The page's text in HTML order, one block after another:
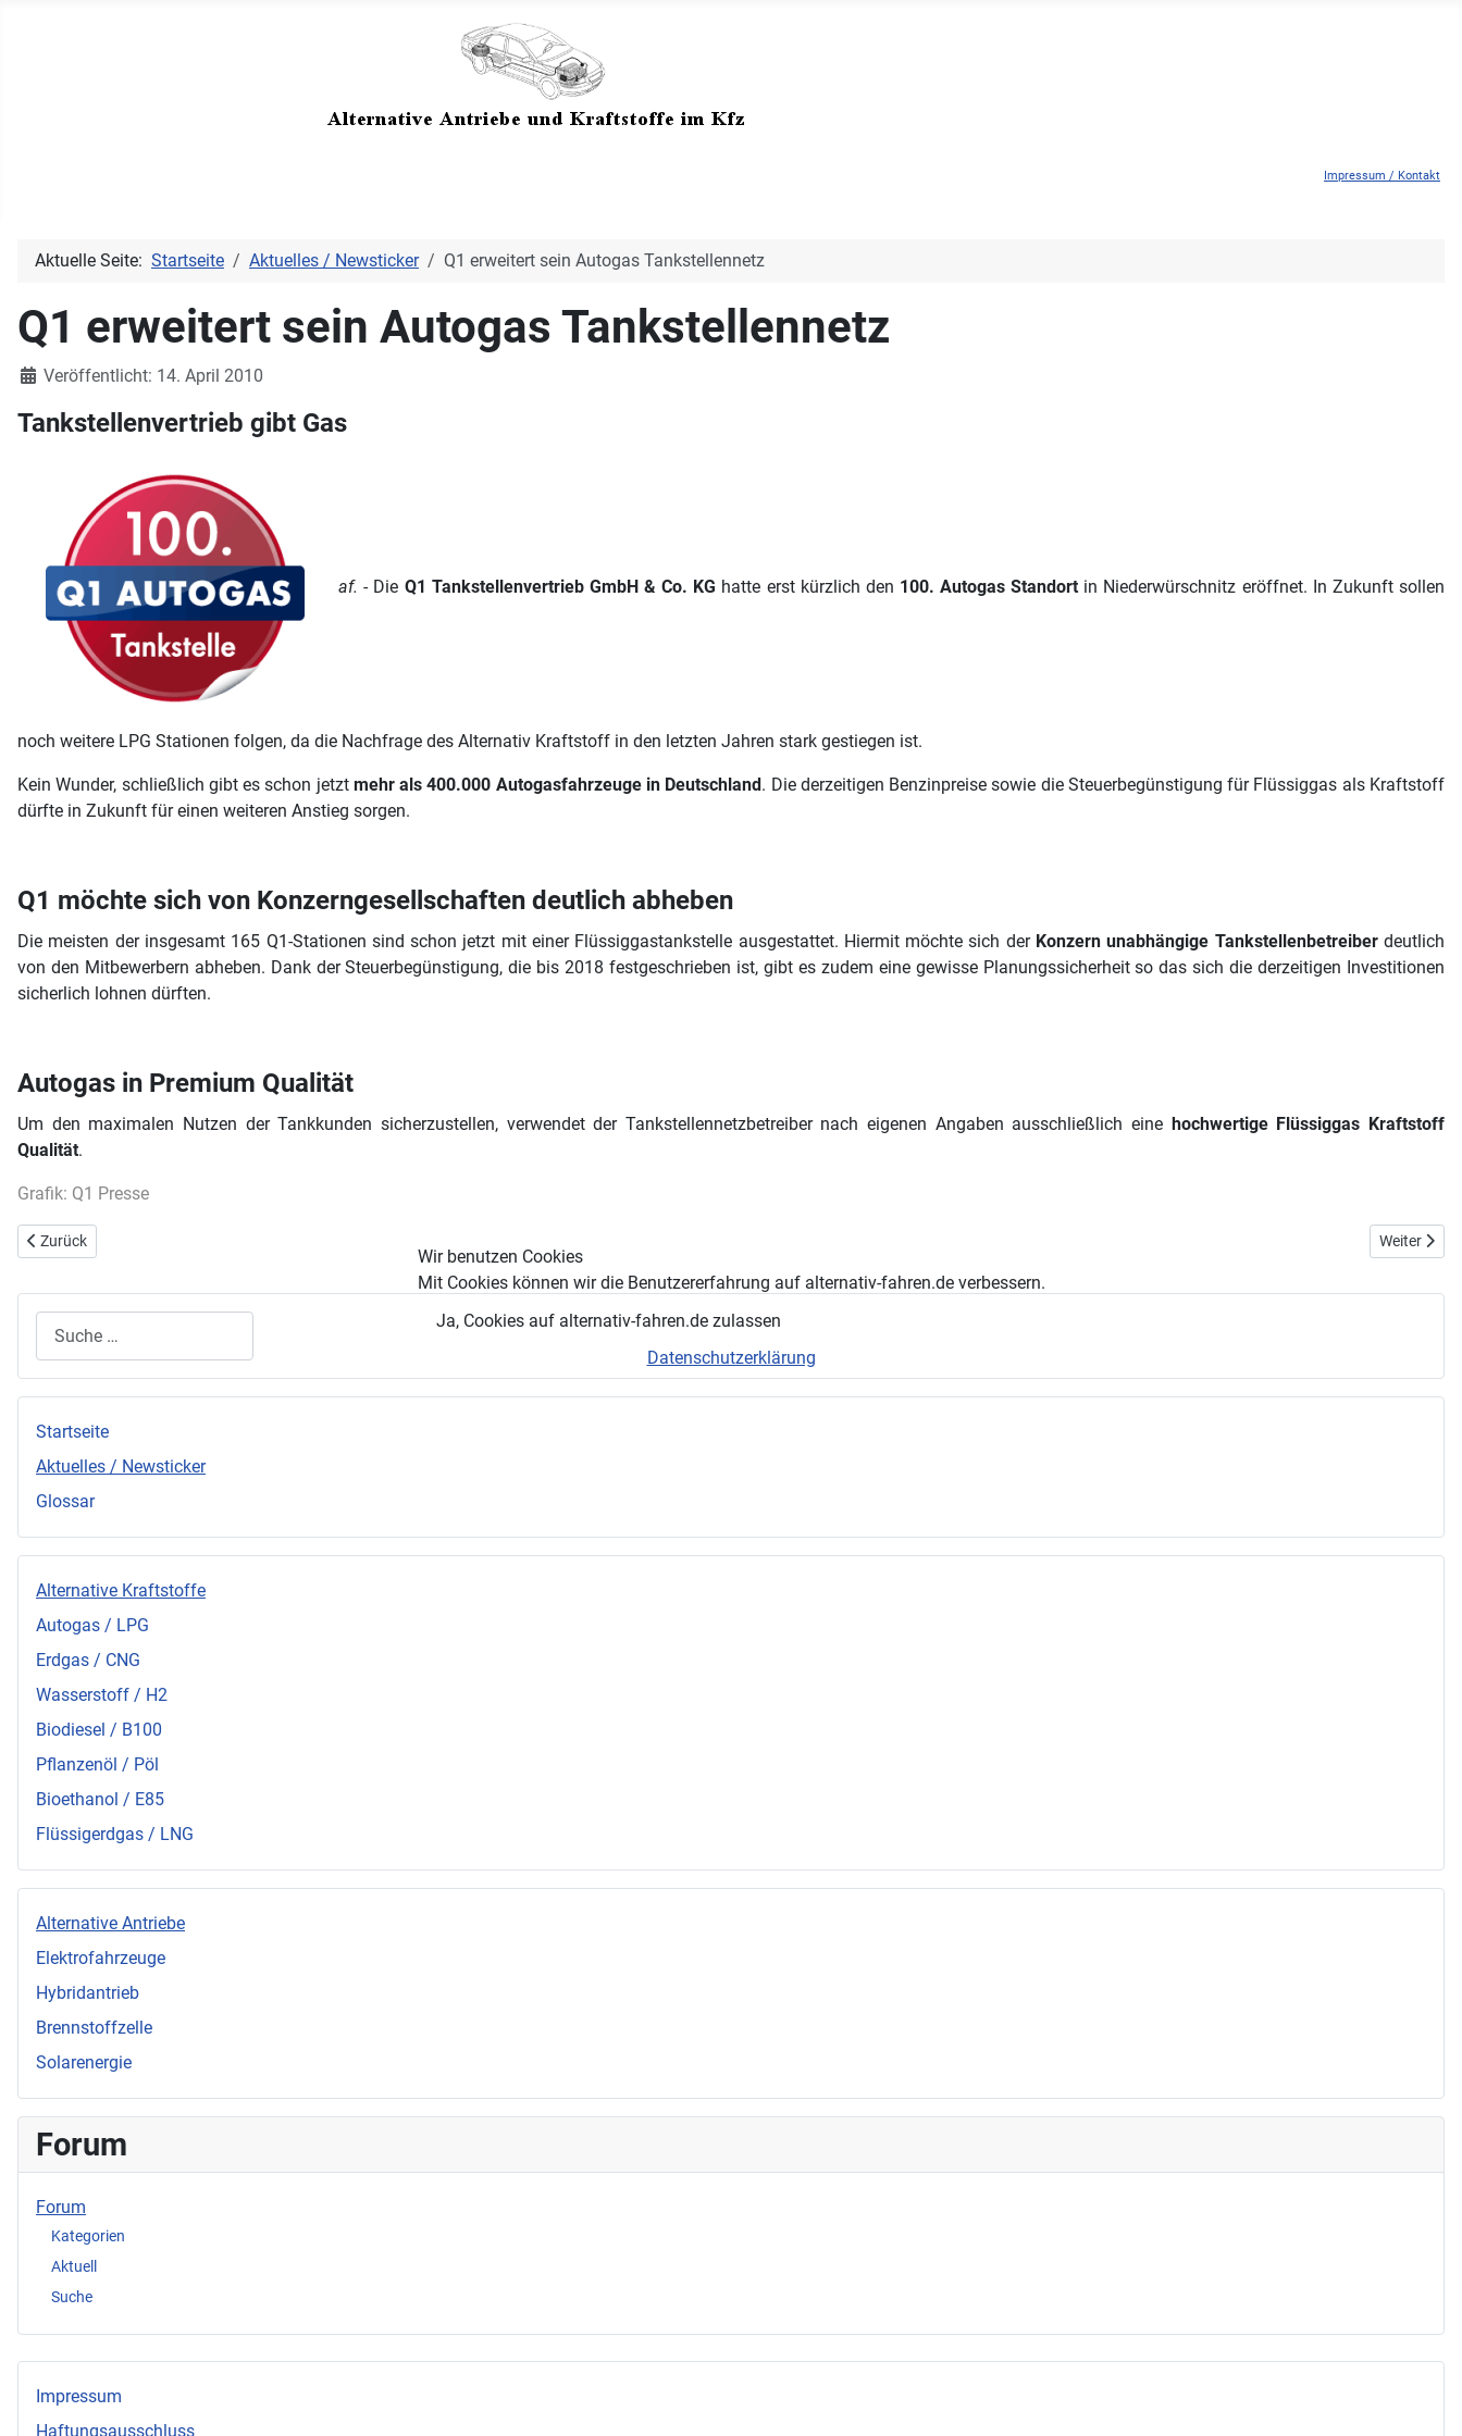
Impressum / Kontakt
Aktuelle Seite: Startseite Aktuelles / Newsticker Q1 erweitert sein Autogas Tankstellennetz
Q1 erweitert sein Autogas Tankstellennetz
DetailsVeröffentlicht: 14. April 2010
Tankstellenvertrieb gibt Gas
af. - Die Q1 Tankstellenvertrieb GmbH & Co. KG hatte erst kürzlich den 100. Autogas Standort in Niederwürschnitz eröffnet. In Zukunft sollen
noch weitere LPG Stationen folgen, da die Nachfrage des Alternativ Kraftstoff in den letzten Jahren stark gestiegen ist.
Kein Wunder, schließlich gibt es schon jetzt mehr als 400.000 Autogasfahrzeuge in Deutschland. Die derzeitigen Benzinpreise sowie die Steuerbegünstigung für Flüssiggas als Kraftstoff
dürfte in Zukunft für einen weiteren Anstieg sorgen.
Q1 möchte sich von Konzerngesellschaften deutlich abheben
Die meisten der insgesamt 165 Q1-Stationen sind schon jetzt mit einer Flüssiggastankstelle ausgestattet. Hiermit möchte sich der Konzern unabhängige Tankstellenbetreiberdeutlich
von den Mitbewerbern abheben. Dank der Steuerbegünstigung, die bis 2018 festgeschrieben ist, gibt es zudem eine gewisse Planungssicherheit so das sich die derzeitigen Investitionen
sicherlich lohnen dürften.
Autogas in Premium Qualität
Um den maximalen Nutzen der Tankkunden sicherzustellen, verwendet der Tankstellennetzbetreiber nach eigenen Angaben ausschließlich eine hochwertige Flüssiggas Kraftstoff
Qualität.
Grafik: Q1 Presse
Vorheriger Beitrag: e-miglia 2010: Die Rallye nur für elektrisch angetriebene Fahrzeuge
Zurück Nächster
Weiter
Startseite
Aktuelles / Newsticker
Glossar
Alternative Kraftstoffe
Autogas / LPG
Erdgas / CNG
Wasserstoff / H2
Biodiesel / B100
Pflanzenöl / Pöl
Bioethanol / E85
Flüssigerdgas / LNG
Alternative Antriebe
Elektrofahrzeuge
Hybridantrieb
Brennstoffzelle
Solarenergie
Forum
Forum
Kategorien
Aktuell
Suche
Impressum
Haftungsausschluss
Wir benutzen Cookies
Mit Cookies können wir die Benutzererfahrung auf alternativ-fahren.de verbessern.
Ja, Cookies auf alternativ-fahren.de zulassen
Datenschutzerklärung